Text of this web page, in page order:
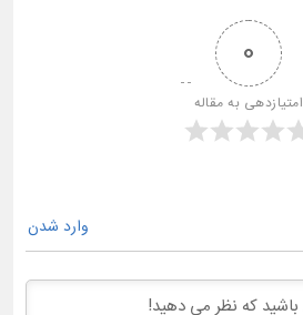
0
امتیازدهی به مقاله
وارد شدن